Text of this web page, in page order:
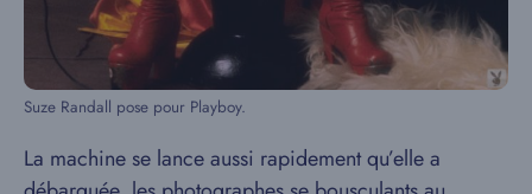
Suze Randall pose pour Playboy.
La machine se lance aussi rapidement qu’elle a